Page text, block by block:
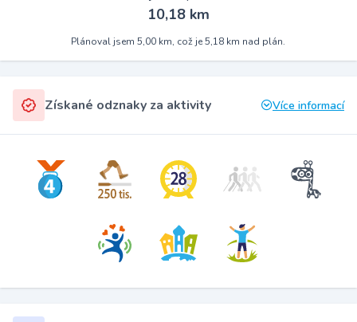
10,18 km
Plánoval jsem 5,00 km, což je 5,18 km nad plán.
Získané odznaky za aktivity Více informací